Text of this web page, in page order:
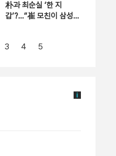
朴과 최순실 ‘한 지
갑’?…“崔 모친이 삼성동
3 4 5